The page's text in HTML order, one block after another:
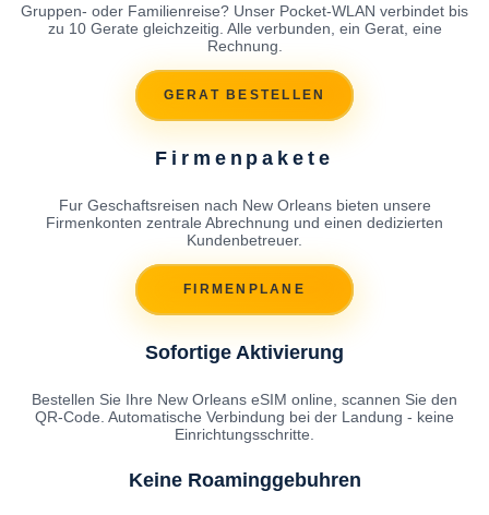
Gruppen- oder Familienreise? Unser Pocket-WLAN verbindet bis
zu 10 Gerate gleichzeitig. Alle verbunden, ein Gerat, eine
Rechnung.
GERAT BESTELLEN
Firmenpakete
Fur Geschaftsreisen nach New Orleans bieten unsere
Firmenkonten zentrale Abrechnung und einen dedizierten
Kundenbetreuer.
FIRMENPLANE
Sofortige Aktivierung
Bestellen Sie Ihre New Orleans eSIM online, scannen Sie den
QR-Code. Automatische Verbindung bei der Landung - keine
Einrichtungsschritte.
Keine Roaminggebuhren